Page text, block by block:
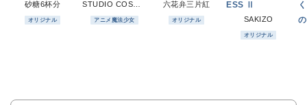
砂糖6杯分
オリジナル アニメ魔法少女
六花弁三片紅
オリジナル
ESS Ⅱ
SAKIZO
オリジナル
の